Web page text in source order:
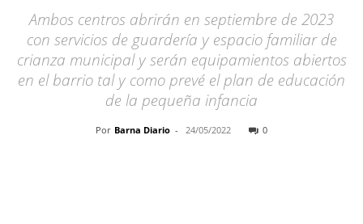
Ambos centros abrirán en septiembre de 2023
con servicios de guardería y espacio familiar de
crianza municipal y serán equipamientos abiertos
en el barrio tal y como prevé el plan de educación
de la pequeña infancia
Por Barna Diario - 24/05/2022 0